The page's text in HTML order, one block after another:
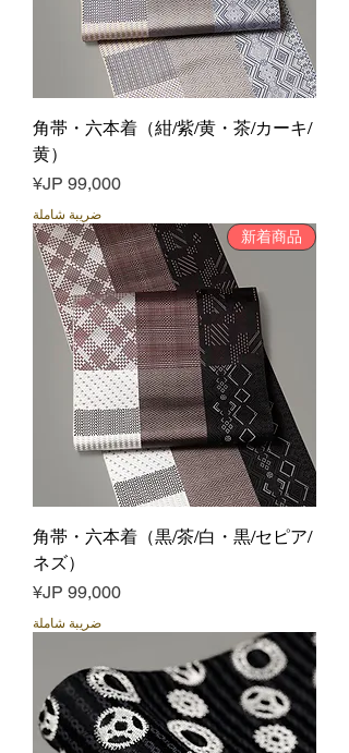
角帯・六本着（紺/紫/黄・茶/カーキ/
黄）
السعر
ضريبة شاملة
新着商品
角帯・六本着（黒/茶/白・黒/セピア/
ネズ）
السعر
ضريبة شاملة